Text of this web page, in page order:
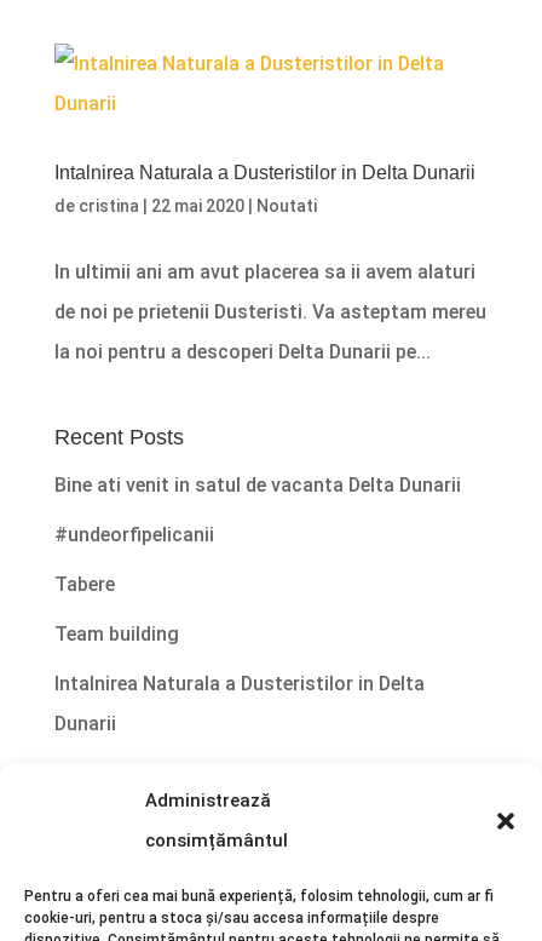
Administrează
consimțământul
Pentru a oferi cea mai bună experiență, folosim tehnologii, cum ar fi
cookie-uri, pentru a stoca și/sau accesa informațiile despre
Intalnirea Naturala a Dusteristilor in Delta Dunarii
de cristina 22 mai 2020| Noutati
In ultimii ani am avut placerea sa ii avem alaturi
de noi pe prietenii Dusteristi. Va asteptam mereu
la noi pentru a descoperi Delta Dunarii pe...
Recent Posts
Bine ati venit in satul de vacanta Delta Dunarii
#undeorfipelicanii
Tabere
Team building
Intalnirea Naturala a Dusteristilor in Delta
Dunarii
Politica de confidențialitate|Politica cookies